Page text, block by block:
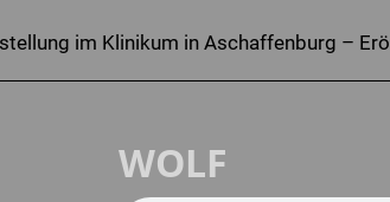
im Klinikum in Aschaffenburg –
WOLF